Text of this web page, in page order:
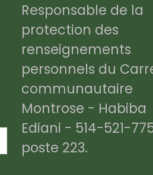
Responsable de la
protection des
renseignements
personnels du
communautaire
Montrose - Habiba
Ediani - 514-521-
poste 223.